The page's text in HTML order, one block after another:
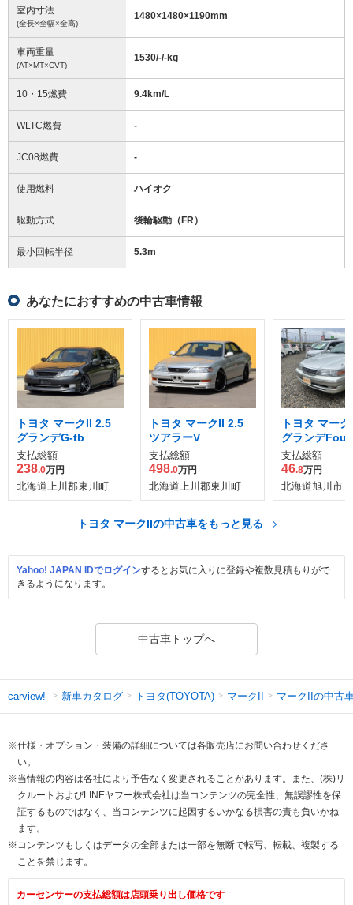
室内寸法
(全長×全幅×全高)
1480×1480×1190mm
車両重量
(AT×MT×CVT)
1530/-/-kg
10・15燃費 9.4km/L
WLTC燃費 -
JC08燃費 -
使用燃料 ハイオク
駆動方式 後輪駆動（FR）
最小回転半径 5.3m
あなたにおすすめの中古車情報
トヨタ マークII 2.5
グランデG-tb
支払総額
238.0万円
北海道上川郡東川町
トヨタ マークII 2.5
ツアラーV
支払総額
498.0万円
北海道上川郡東川町
トヨタ マー
グランデFour
ケージ 4WD
支払総額
46.8万円
北海道旭川市
トヨタ マークIIの中古車をもっと見る
Yahoo! JAPAN IDでログインするとお気に入りに登録や複数見積もりがで
きるようになります。
中古車トップへ
carview! 新車カタログ トヨタ(TOYOTA) マークII マークIIの中古
※仕様・オプション・装備の詳細については各販売店にお問い合わせくださ
い。
※当情報の内容は各社により予告なく変更されることがあります。また、(株)リ
クルートおよびLINEヤフー株式会社は当コンテンツの完全性、無誤謬性を保
証するものではなく、当コンテンツに起因するいかなる損害の責も負いかね
ます。
※コンテンツもしくはデータの全部または一部を無断で転写、転載、複製する
ことを禁じます。
カーセンサーの支払総額は店頭乗り出し価格です